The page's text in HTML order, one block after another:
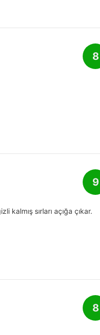
8
9
kalmış sırları açığa çıkar.
8